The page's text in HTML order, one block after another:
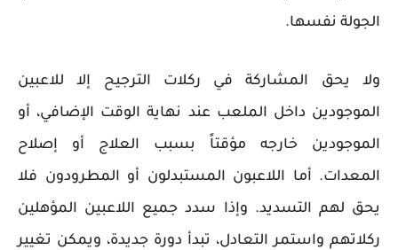
الجولة نفسها.
ولا يحق المشاركة في ركلات الترجيح إلا للاعبين
الموجودين داخل الملعب عند نهاية الوقت الإضافي، أو
الموجودين خارجه مؤقتاً بسبب العلاج أو إصلاح
المعدات. أما اللاعبون المستبدلون أو المطرودون فلا
يحق لهم التسديد. وإذا سدد جميع اللاعبين المؤهلين
ركلاتهم واستمر التعادل، تبدأ دورة جديدة، ويمكن تغيير